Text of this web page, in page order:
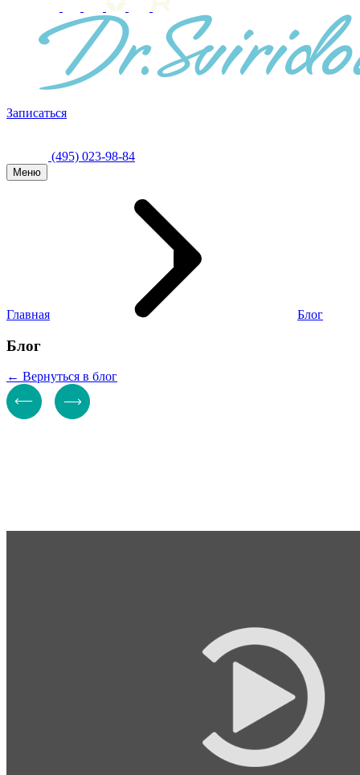
Записаться
(495) 023-98-84
Меню
Главная Блог
Блог
← Вернуться в блог